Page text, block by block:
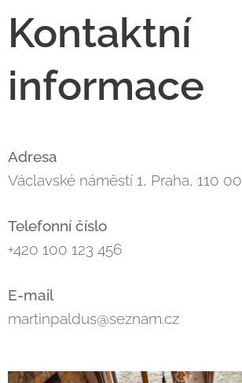
Kontaktní
informace
Adresa
Václavské náměstí 1, Praha, 110 00
Telefonní číslo
+420 100 123 456
E-mail
martinpaldus@seznam.cz